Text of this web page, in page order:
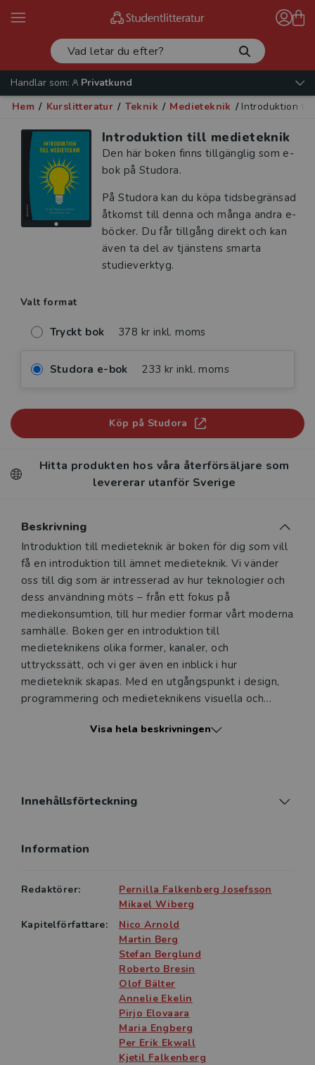
Handlar som:
Privatkund
Hem / Kurslitteratur / Teknik / Medieteknik / Introduktion
Introduktion till medieteknik
Den här boken finns tillgänglig som e-
bok på Studora.
På Studora kan du köpa tidsbegränsad
åtkomst till denna och många andra e-
böcker. Du får tillgång direkt och kan
även ta del av tjänstens smarta
studieverktyg.
Valt format
Tryckt bok 378 kr inkl. moms
Studora e-bok 233 kr inkl. moms
Köp på Studora
Hitta produkten hos våra återförsäljare som
levererar utanför Sverige
Beskrivning
Beskrivning
Introduktion till medieteknik är boken för dig som vill
få en introduktion till ämnet medieteknik. Vi vänder
oss till dig som är intresserad av hur teknologier och
dess användning möts − från ett fokus på
mediekonsumtion, till hur medier formar vårt moderna
samhälle. Boken ger en introduktion till
medieteknikens olika former, ­kanaler, och
uttryckssätt, och vi ger även en inblick i hur
medieteknik skapas. Med en utgångspunkt i design,
programmering och medieteknikens visuella och
medieteknikens tillämpnings­om­­­råd­en − från
projektledning för utveckling av digital medieteknik.
vidare forskning inom medieteknik.
Introduktion till medieteknik är sammansatt så att
den med fördel kan ­användas som kurslitteratur i
utbildning inom områden som medieteknik, ­medie­­-
produktion, design för digitala medier eller
motsvarande. Boken kan läsas som en helhet,
alternativt som fristående kapitel.
Visa hela beskrivningen
Innehållsförteckning
Information
Redaktörer:
Pernilla Falkenberg Josefsson
Mikael Wiberg
Kapitelförfattare:
Nico Arnold
Martin Berg
Stefan Berglund
Roberto Bresin
Olof Bälter
Annelie Ekelin
Pirjo Elovaara
Maria Engberg
Per Erik Ekwall
Kjetil Falkenberg